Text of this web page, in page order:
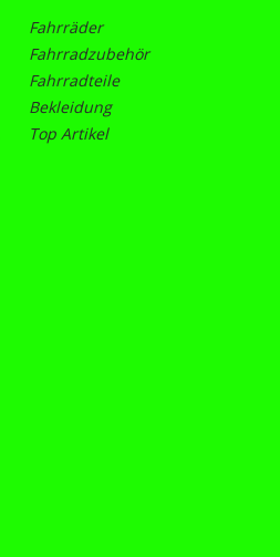
Fahrräder
Fahrradzubehör
Fahrradteile
Bekleidung
Top Artikel